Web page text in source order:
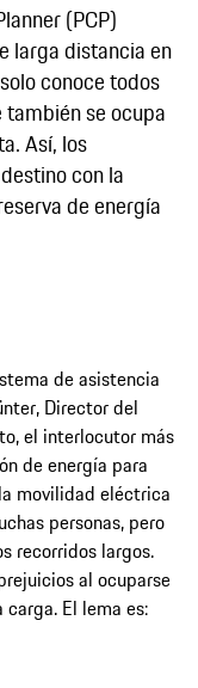
(PCP)
larga distancia en
conoce todos
se ocupa
Así, los
con la
de energía
de asistencia
Director del
el interlocutor más
de energía para
movilidad eléctrica
personas, pero
recorridos largos.
al ocuparse
El lema es: